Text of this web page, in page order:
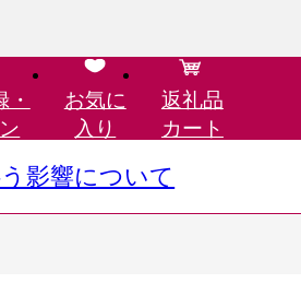
お気に
入り
返礼品
カート
影響について